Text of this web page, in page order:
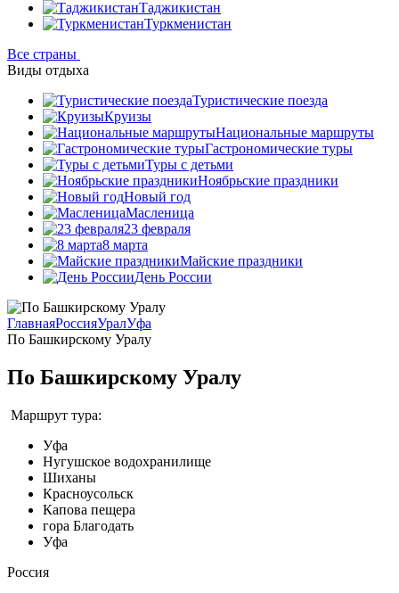
Таджикистан
Туркменистан
Все страны
Виды отдыха
Туристические поезда
Круизы
Национальные маршруты
Гастрономические туры
Туры с детьми
Ноябрьские праздники
Новый год
Масленица
23 февраля
8 марта
Майские праздники
День России
ГлавнаяРоссияУралУфа
По Башкирскому Уралу
По Башкирскому Уралу
Маршрут тура:
Уфа
Нугушское водохранилище
Шиханы
Красноусольск
Капова пещера
гора Благодать
Уфа
Россия